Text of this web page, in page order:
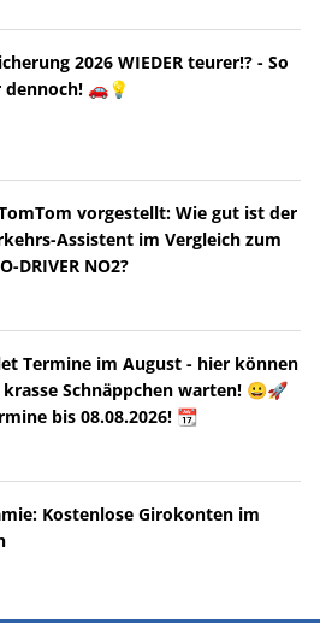
2026 WIEDER teurer!? - So
🚗💡
vorgestellt: Wie gut ist der
Assistent im Vergleich zum
DRIVER NO2?
Termine im August - hier können
krasse Schnäppchen warten! 😀🚀
bis 08.08.2026! 📆
Kostenlose Girokonten im